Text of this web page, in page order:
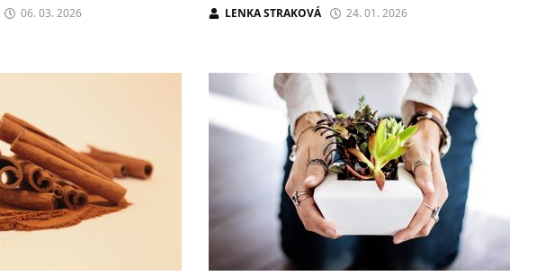
06. 03. 2026 LENKA STRAKOVÁ 24. 01. 2026